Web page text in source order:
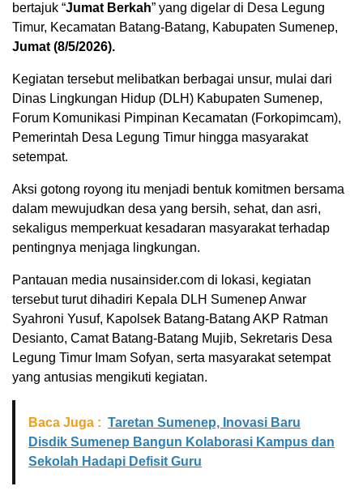
bertajuk “Jumat Berkah” yang digelar di Desa Legung
Timur, Kecamatan Batang-Batang, Kabupaten Sumenep,
Jumat (8/5/2026).
Kegiatan tersebut melibatkan berbagai unsur, mulai dari
Dinas Lingkungan Hidup (DLH) Kabupaten Sumenep,
Forum Komunikasi Pimpinan Kecamatan (Forkopimcam),
Pemerintah Desa Legung Timur hingga masyarakat
setempat.
Aksi gotong royong itu menjadi bentuk komitmen bersama
dalam mewujudkan desa yang bersih, sehat, dan asri,
sekaligus memperkuat kesadaran masyarakat terhadap
pentingnya menjaga lingkungan.
Pantauan media nusainsider.com di lokasi, kegiatan
tersebut turut dihadiri Kepala DLH Sumenep Anwar
Syahroni Yusuf, Kapolsek Batang-Batang AKP Ratman
Desianto, Camat Batang-Batang Mujib, Sekretaris Desa
Legung Timur Imam Sofyan, serta masyarakat setempat
yang antusias mengikuti kegiatan.
Baca Juga : Taretan Sumenep, Inovasi Baru
Disdik Sumenep Bangun Kolaborasi Kampus dan
Sekolah Hadapi Defisit Guru